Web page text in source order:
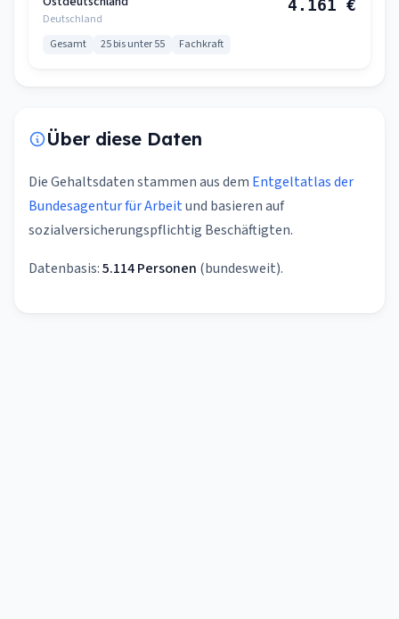
Deutschland
4.161 €
Gesamt 25 bis unter 55 Fachkraft
Über diese Daten
Die Gehaltsdaten stammen aus dem Entgeltatlas der
Bundesagentur für Arbeitund basieren auf
sozialversicherungspflichtig Beschäftigten.
Datenbasis:5.114 Personen (bundesweit).